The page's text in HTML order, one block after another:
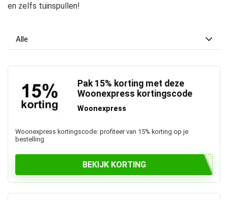
en zelfs tuinspullen!
Alle
Pak 15% korting met deze
Woonexpress kortingscode
Woonexpress
Woonexpress kortingscode: profiteer van 15% korting op je
bestelling
BEKIJK KORTING